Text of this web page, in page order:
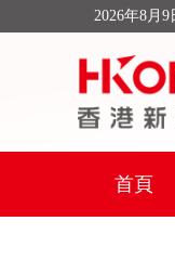
2026年8月
首頁